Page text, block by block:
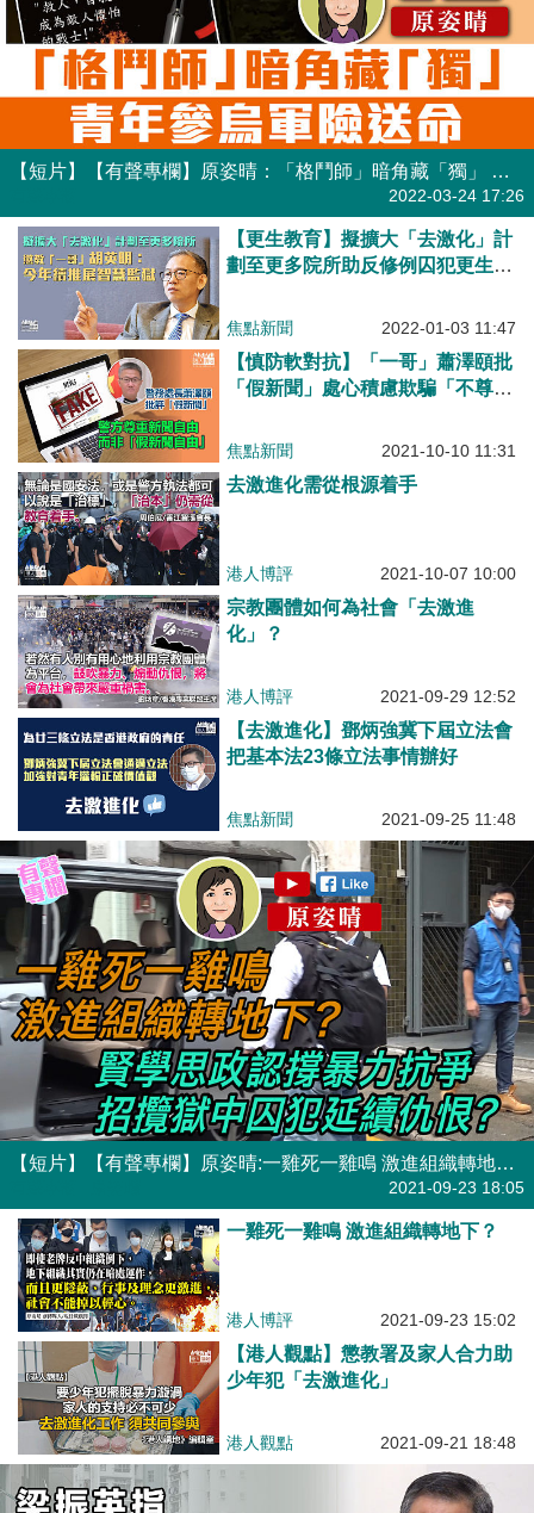
【短片】【有聲專欄】原姿晴：「格鬥師」暗角藏「獨」 青年參烏軍險送命
2022-03-24 17:26
【更生教育】擬擴大「去激化」計
劃至更多院所助反修例囚犯更生
焦點新聞 2022-01-03 11:47
【慎防軟對抗】「一哥」蕭澤頤批
「假新聞」處心積慮欺騙「不尊重
焦點新聞 2021-10-10 11:31
去激進化需從根源着手
港人博評 2021-10-07 10:00
宗教團體如何為社會「去激進
化」？
港人博評 2021-09-29 12:52
【去激進化】鄧炳強冀下屆立法會
把基本法23條立法事情辦好
焦點新聞 2021-09-25 11:48
【短片】【有聲專欄】原姿晴:一雞死一雞鳴 激進組織轉地下?賢學思政認撐暴力抗爭 招攬獄中囚犯延續仇恨？
2021-09-23 18:05
一雞死一雞鳴 激進組織轉地下？
港人博評 2021-09-23 15:02
【港人觀點】懲教署及家人合力助
少年犯「去激進化」
港人觀點 2021-09-21 18:48